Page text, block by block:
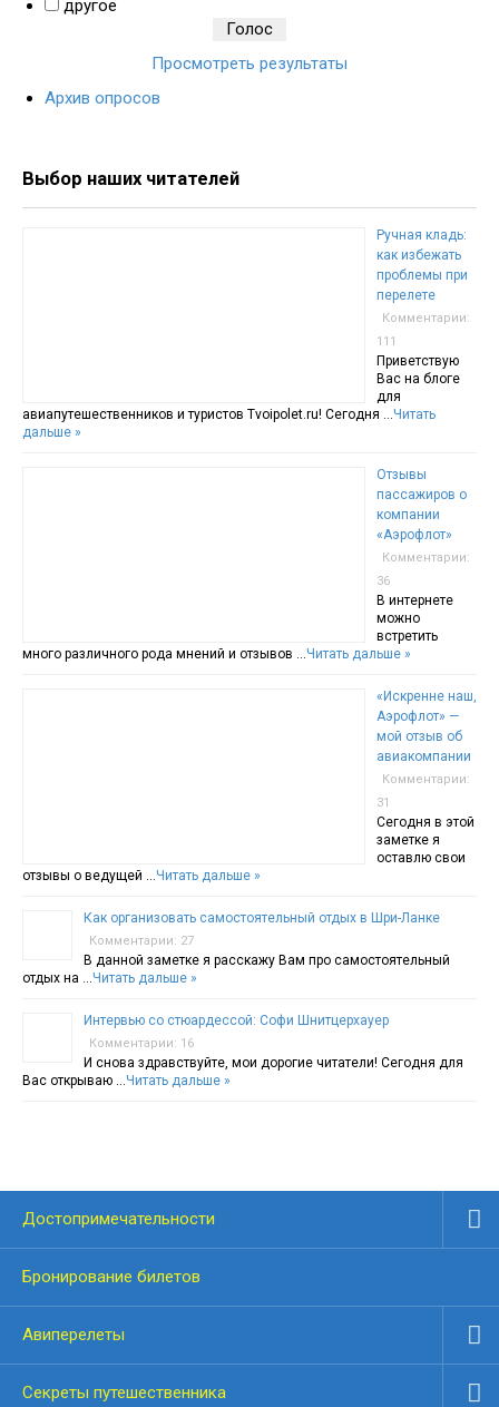
другое
Просмотреть результаты
Архив опросов
Выбор наших читателей
Ручная кладь:
как избежать
проблемы при
перелете
Комментарии:
111
Приветствую
Вас на блоге
для
авиапутешественников и туристов Tvoipolet.ru! Сегодня …Читать
дальше »
Отзывы
пассажиров о
компании
«Аэрофлот»
Комментарии:
36
В интернете
можно
встретить
много различного рода мнений и отзывов …Читать дальше »
«Искренне наш,
Аэрофлот» —
мой отзыв об
авиакомпании
Комментарии:
31
Сегодня в этой
заметке я
оставлю свои
отзывы о ведущей …Читать дальше »
Как организовать самостоятельный отдых в Шри-Ланке
Комментарии: 27
В данной заметке я расскажу Вам про самостоятельный
отдых на …Читать дальше »
Интервью со стюардессой: Софи Шнитцерхауер
Комментарии: 16
И снова здравствуйте, мои дорогие читатели! Сегодня для
Вас открываю …Читать дальше »
Достопримечательности
Бронирование билетов
Авиперелеты
Секреты путешественника